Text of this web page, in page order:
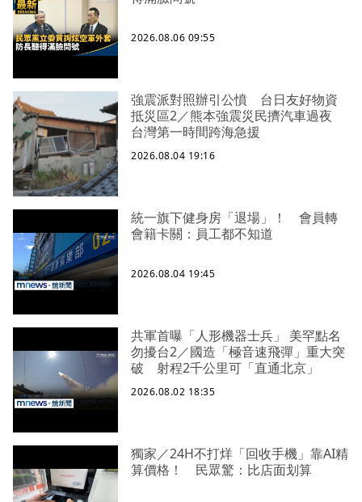
2026.08.06 09:55
強震派對照辦引公憤 台日友好物資
抵災區2／熊本強震災民擠汽車過夜
台灣第一時間跨海急援
2026.08.04 19:16
統一旗下健身房「退場」！ 會員轉
會籍卡關：員工都不知道
2026.08.04 19:45
共軍首曝「人形機器士兵」 美罕點名
勿擾台2／國造「極音速飛彈」重大突
破 射程2千公里可「直通北京」
2026.08.02 18:35
獨家／24H不打烊「回收手機」靠AI精
算價格！ 民眾驚：比店面划算